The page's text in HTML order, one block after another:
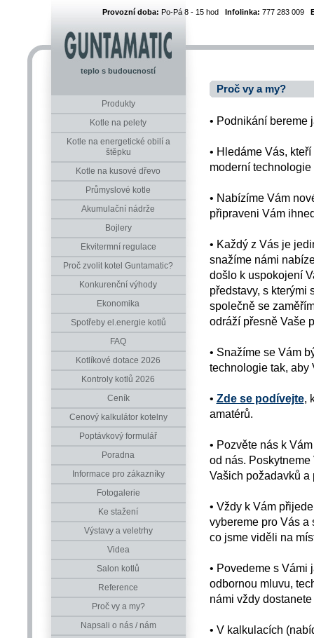
Provozní doba: Po-Pá 8 - 15 hod Infolinka: 777 283 009
teplo s budoucností
Produkty
Kotle na pelety
Kotle na energetické obilí a
štěpku
Kotle na kusové dřevo
Průmyslové kotle
Akumulační nádrže
Bojlery
Ekvitermní regulace
Proč zvolit kotel Guntamatic?
Konkurenční výhody
Ekonomika
Spotřeby el.energie kotlů
FAQ
Kotlíkové dotace 2026
Kontroly kotlů 2026
Ceník
Cenový kalkulátor kotelny
Poptávkový formulář
Poradna
Informace pro zákazníky
Fotogalerie
Ke stažení
Výstavy a veletrhy
Videa
Salon kotlů
Reference
Proč vy a my?
Napsali o nás / nám
Proč vy a my?
• Podnikání bereme
• Hledáme Vás,
moderní
• Nabízíme Vám
připraveni Vám
• Každý z Vás je
snažíme námi
došlo k uspokojení
představy, s kterými
společně se
odráží přesně Vaše
• Snažíme se Vám
technologie tak, aby
• Zde se podívejte,
amatérů.
• Pozvěte nás k
od nás.
Vašich požadavků a
• Vždy k Vám
vybereme pro Vás a
co jsme viděli na
• Povedeme s Vámi
odbornou mluvu,
námi vždy
• V kalkulacích